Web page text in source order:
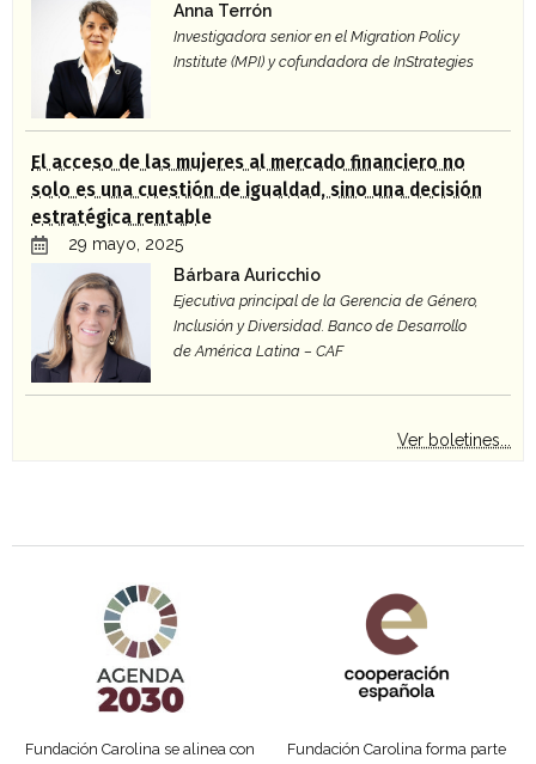
Anna Terrón
Investigadora senior en el Migration Policy
Institute (MPI) y cofundadora de InStrategies
El acceso de las mujeres al mercado financiero no
solo es una cuestión de igualdad, sino una decisión
estratégica rentable
29 mayo, 2025
Bárbara Auricchio
Ejecutiva principal de la Gerencia de Género,
Inclusión y Diversidad. Banco de Desarrollo
de América Latina – CAF
Ver boletines...
Fundación Carolina se alinea con
Fundación Carolina forma parte